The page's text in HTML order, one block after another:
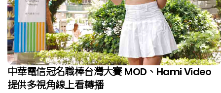
中華電信冠名職棒台灣大賽 MOD、Hami Video
提供多視角線上看轉播